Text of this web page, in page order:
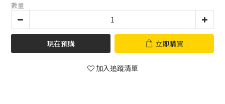
數量
現在預購 立即購買
加入追蹤清單